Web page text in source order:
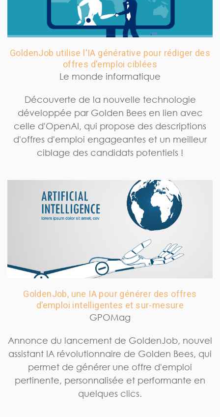
GoldenJob utilise l'IA générative pour rédiger des
offres d'emploi ciblées
Le monde informatique
Découverte de la nouvelle technologie
développée par Golden Bees en lien avec
celle d'OpenAI, qui propose des descriptions
d'offres d'emploi engageantes et un meilleur
ciblage des candidats potentiels !
GoldenJob, une IA pour générer des offres
d’emploi intelligentes et sur-mesure
GPOMag
Annonce du lancement de GoldenJob, nouvel
assistant IA révolutionnaire de Golden Bees, qui
permet de générer une offre d'emploi
pertinente, personnalisée et performante en
quelques clics.